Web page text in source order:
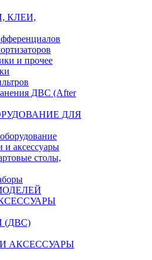
КЛЕИ,
и прочее
ДВС (After
ДЛЯ
и аксессуары
столы,
(ДВС)
АКСЕССУАРЫ